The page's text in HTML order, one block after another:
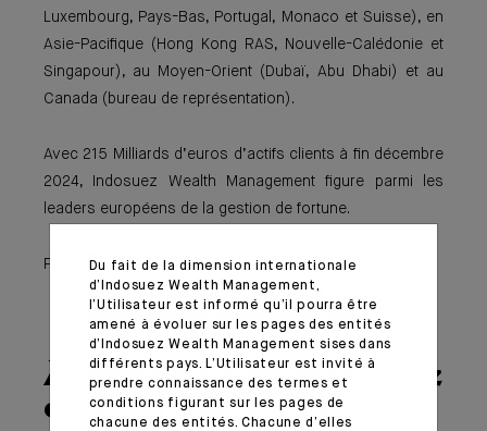
Luxembourg, Pays-Bas, Portugal, Monaco et Suisse), en
Asie-Pacifique (Hong Kong RAS, Nouvelle-Calédonie et
Singapour), au Moyen-Orient (Dubaï, Abu Dhabi) et au
Canada (bureau de représentation).
Avec 215 Milliards d’euros d’actifs clients à fin décembre
2024, Indosuez Wealth Management figure parmi les
leaders européens de la gestion de fortune.
Plus d’informations surhttps://ca-indosuez.com/
À propos d’Indosuez
en Suisse
Du fait de la dimension internationale
d’Indosuez Wealth Management,
l’Utilisateur est informé qu’il pourra être
amené à évoluer sur les pages des entités
d’Indosuez Wealth Management sises dans
différents pays. L’Utilisateur est invité à
prendre connaissance des termes et
conditions figurant sur les pages de
chacune des entités. Chacune d’elles